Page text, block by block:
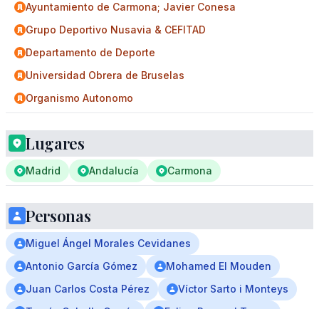
Ayuntamiento de Carmona; Javier Conesa
Grupo Deportivo Nusavia & CEFITAD
Departamento de Deporte
Universidad Obrera de Bruselas
Organismo Autonomo
Lugares
Madrid Andalucía Carmona
Personas
Miguel Ángel Morales Cevidanes
Antonio García Gómez
Mohamed El Mouden
Juan Carlos Costa Pérez
Víctor Sarto i Monteys